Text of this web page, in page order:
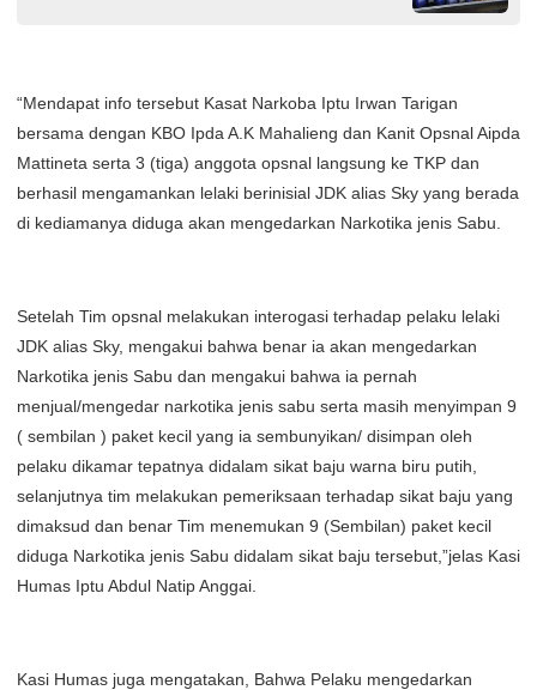
“Mendapat info tersebut Kasat Narkoba Iptu Irwan Tarigan
bersama dengan KBO Ipda A.K Mahalieng dan Kanit Opsnal Aipda
Mattineta serta 3 (tiga) anggota opsnal langsung ke TKP dan
berhasil mengamankan lelaki berinisial JDK alias Sky yang berada
di kediamanya diduga akan mengedarkan Narkotika jenis Sabu.
Setelah Tim opsnal melakukan interogasi terhadap pelaku lelaki
JDK alias Sky, mengakui bahwa benar ia akan mengedarkan
Narkotika jenis Sabu dan mengakui bahwa ia pernah
menjual/mengedar narkotika jenis sabu serta masih menyimpan 9
( sembilan ) paket kecil yang ia sembunyikan/ disimpan oleh
pelaku dikamar tepatnya didalam sikat baju warna biru putih,
selanjutnya tim melakukan pemeriksaan terhadap sikat baju yang
dimaksud dan benar Tim menemukan 9 (Sembilan) paket kecil
diduga Narkotika jenis Sabu didalam sikat baju tersebut,”jelas Kasi
Humas Iptu Abdul Natip Anggai.
Kasi Humas juga mengatakan, Bahwa Pelaku mengedarkan